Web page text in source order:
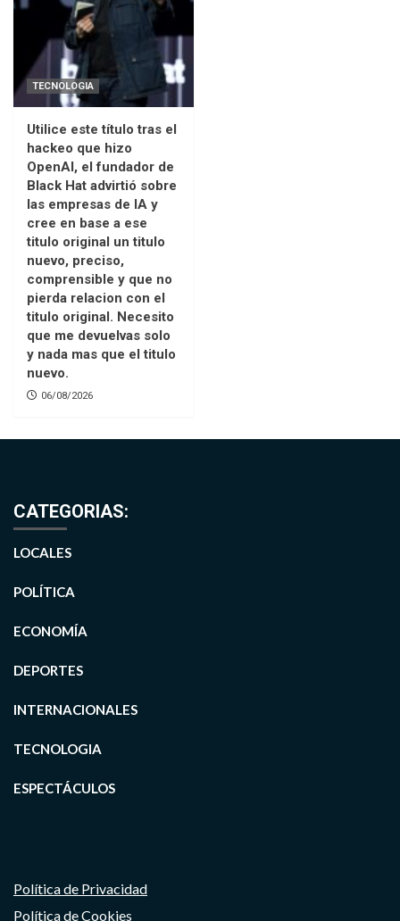
TECNOLOGIA
Utilice este título tras el
hackeo que hizo
OpenAI, el fundador de
Black Hat advirtió sobre
las empresas de IA y
cree en base a ese
titulo original un titulo
nuevo, preciso,
comprensible y que no
pierda relacion con el
titulo original. Necesito
que me devuelvas solo
y nada mas que el titulo
nuevo.
06/08/2026
CATEGORIAS:
LOCALES
POLÍTICA
ECONOMÍA
DEPORTES
INTERNACIONALES
TECNOLOGIA
ESPECTÁCULOS
Política de Privacidad
Política de Cookies